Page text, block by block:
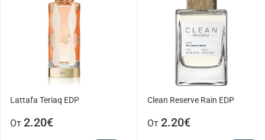
Lattafa Teriaq EDP
От 2.20€
Clean Reserve Rain EDP
От 2.20€